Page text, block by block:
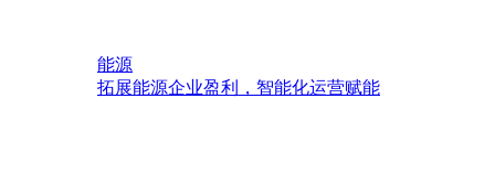
能源
拓展能源企业盈利，智能化运营赋能